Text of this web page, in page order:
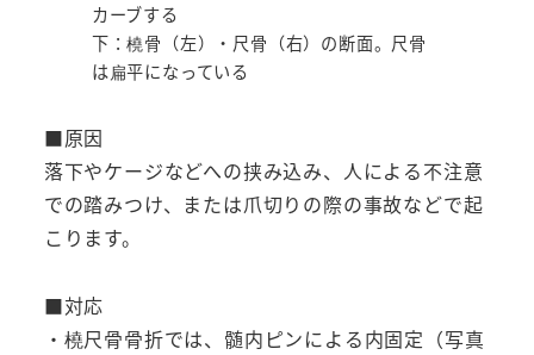
カーブする
下：橈骨（左）・尺骨（右）の断面。尺骨
は扁平になっている
■原因
落下やケージなどへの挟み込み、人による不注意
での踏みつけ、または爪切りの際の事故などで起
こります。
■対応
・橈尺骨骨折では、髄内ピンによる内固定（写真